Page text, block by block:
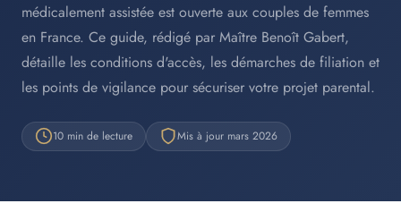
médicalement assistée est ouverte aux couples de femmes
en France. Ce guide, rédigé par Maître Benoît Gabert,
détaille les conditions d'accès, les démarches de filiation et
les points de vigilance pour sécuriser votre projet parental.
10 min de lecture Mis à jour mars 2026